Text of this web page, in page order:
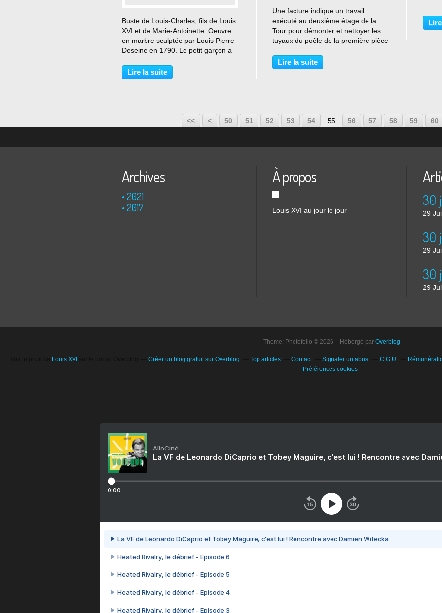
Buste de Louis-Charles, fils de Louis
XVI et de Marie-Antoinette. Oeuvre
en marbre sculptée par Louis Pierre
Deseine en 1790. Le petit garçon a
a déjà connu les violences de la
Révolution. En octobre 1789, avec
Lire la suite
Une facture indique un travail
exécuté au deuxième étage de la
Tour pour démonter et nettoyer les
tuyaux du poêle de la première pièce
dedans, dans sa longue traverse, et
en dehors dans toute la hauteur de
Lire la suite
<< < 10
20
30
40
50 51 52 53 54 55 56 57 58 59 60
Archives
2021
2017
À propos
Louis XVI au jour le jour
30
29
29
30
29
Theme: Photofolio © 2026 - Hébergé par Overblog
Louis XVI Créer un blog gratuit sur Overblog Top articles Contact Signaler un abus C.G.U.
Préférences cookies
AlloCiné
La VF de Leonardo DiCaprio et Tobey Maguire, c'est lui ! Rencontre avec
0:00
La VF de Leonardo DiCaprio et Tobey Maguire, c'est lui ! Rencontre avec Damien Witecka
Heated Rivalry, le débrief - Episode 6
Heated Rivalry, le débrief - Episode 5
Heated Rivalry, le débrief - Episode 4
Heated Rivalry, le débrief - Episode 3